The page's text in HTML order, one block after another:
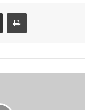
Partager par email Imprimer